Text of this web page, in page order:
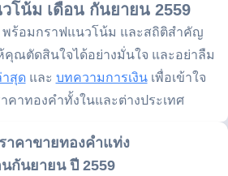
โน้ม เดือน กันยายน 2559
พร้อมกราฟแนวโน้ม และสถิติสำคัญ
คุณตัดสินใจได้อย่างมั่นใจ และอย่าลืม
สุด และ บทความการเงิน เพื่อเข้าใจ
คาทองคำทั้งในและต่างประเทศ
าคาขายทองคำแท่ง
นกันยายน ปี 2559